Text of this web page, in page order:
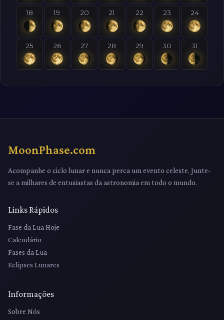
18 19 20 21 22 23 24
25 26 27 28 29 30 31
MoonPhase.com
Acompanhe o ciclo lunar e nunca perca um evento celeste. Junte-
se a milhares de entusiastas da astronomia em todo o mundo.
Links Rápidos
Fase da Lua Hoje
Calendário
Fases da Lua
Eclipses Lunares
Informações
Sobre Nós